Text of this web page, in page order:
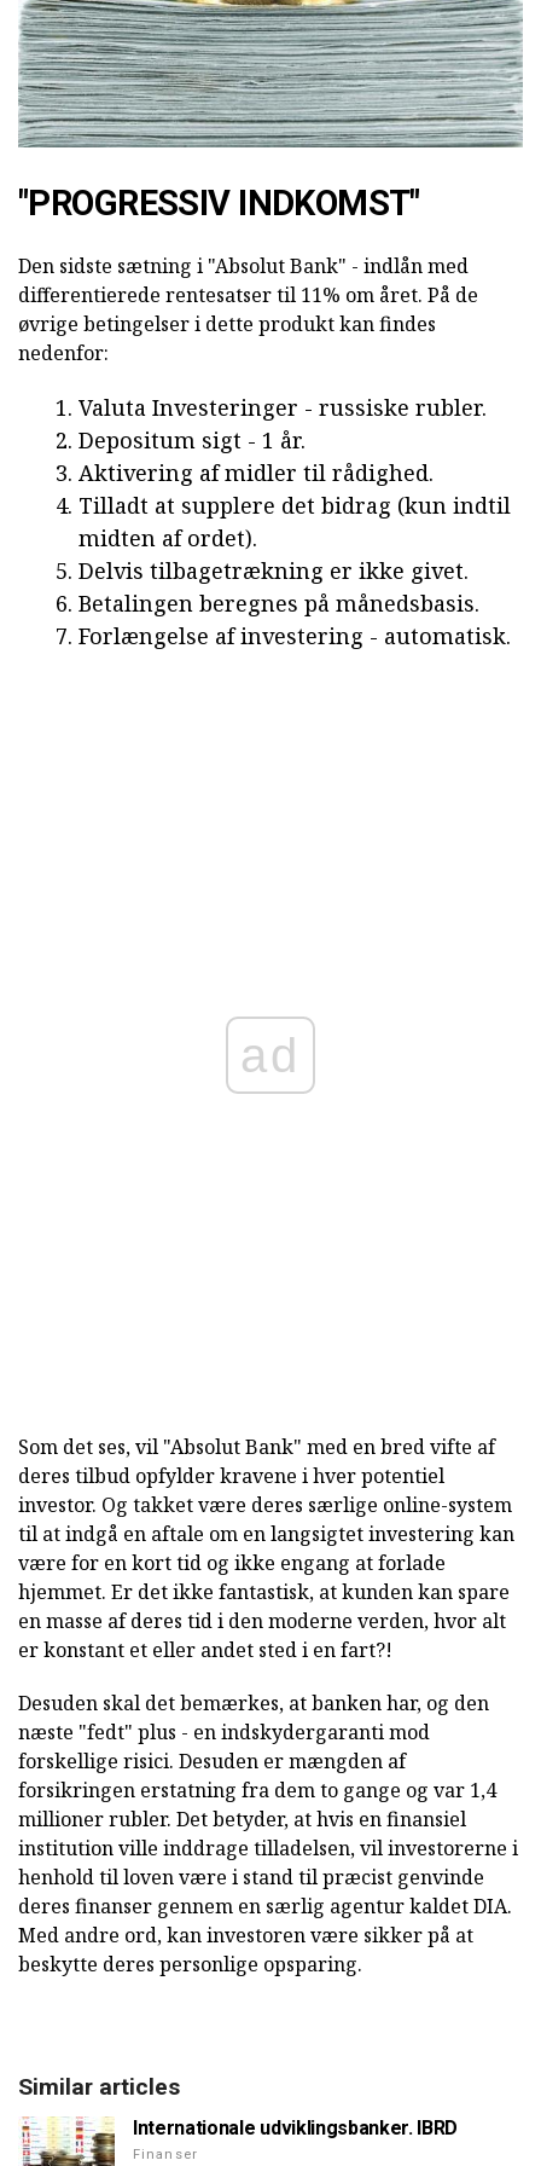
"PROGRESSIV INDKOMST"
Den sidste sætning i "Absolut Bank" - indlån med
differentierede rentesatser til 11% om året. På de
øvrige betingelser i dette produkt kan findes
nedenfor:
Valuta Investeringer - russiske rubler.
Depositum sigt - 1 år.
Aktivering af midler til rådighed.
Tilladt at supplere det bidrag (kun indtil
midten af ordet).
Delvis tilbagetrækning er ikke givet.
Betalingen beregnes på månedsbasis.
Forlængelse af investering - automatisk.
ad
Som det ses, vil "Absolut Bank" med en bred vifte af
deres tilbud opfylder kravene i hver potentiel
investor. Og takket være deres særlige online-system
til at indgå en aftale om en langsigtet investering kan
være for en kort tid og ikke engang at forlade
hjemmet. Er det ikke fantastisk, at kunden kan spare
en masse af deres tid i den moderne verden, hvor alt
er konstant et eller andet sted i en fart?!
Desuden skal det bemærkes, at banken har, og den
næste "fedt" plus - en indskydergaranti mod
forskellige risici. Desuden er mængden af
forsikringen erstatning fra dem to gange og var 1,4
millioner rubler. Det betyder, at hvis en finansiel
institution ville inddrage tilladelsen, vil investorerne i
henhold til loven være i stand til præcist genvinde
deres finanser gennem en særlig agentur kaldet DIA.
Med andre ord, kan investoren være sikker på at
beskytte deres personlige opsparing.
Similar articles
Internationale udviklingsbanker. IBRD
Finanser